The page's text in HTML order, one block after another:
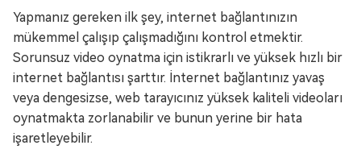
Yapmanız gereken ilk şey, internet bağlantınızın
mükemmel çalışıp çalışmadığını kontrol etmektir.
Sorunsuz video oynatma için istikrarlı ve yüksek hızlı bir
internet bağlantısı şarttır. İnternet bağlantınız yavaş
veya dengesizse, web tarayıcınız yüksek kaliteli videoları
oynatmakta zorlanabilir ve bunun yerine bir hata
işaretleyebilir.